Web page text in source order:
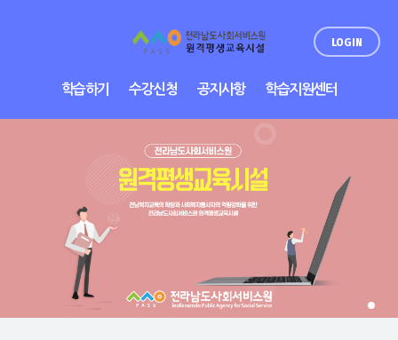
LOGIN
학습하기 수강신청 공지사항 학습지원센터